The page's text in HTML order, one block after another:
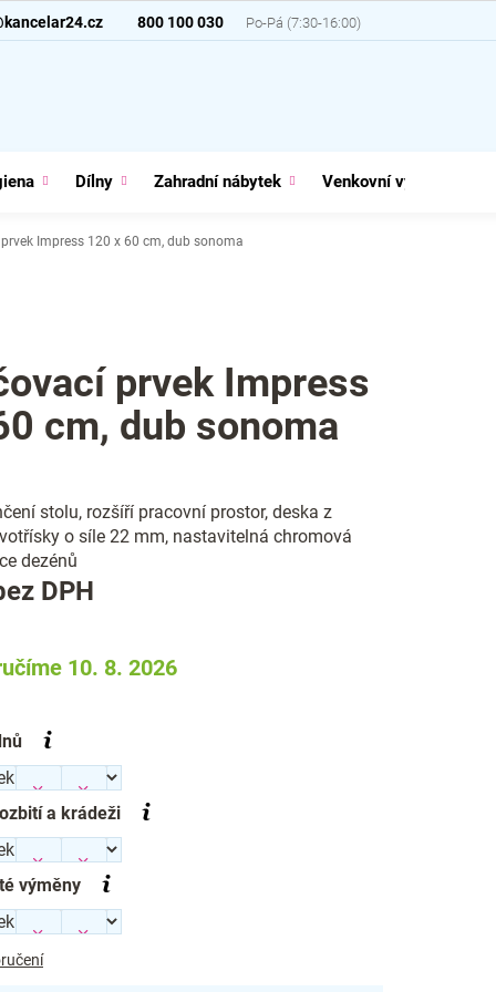
800 100 030
Dílny Zahradní nábytek Venkovní vybavení
Impress 120 x 60 cm, dub sonoma
prvek Impress
cm, dub sonoma
stolu, rozšíří pracovní prostor, deska z
o síle 22 mm, nastavitelná chromová
dezénů
DPH
10. 8. 2026
a krádeži
výměny